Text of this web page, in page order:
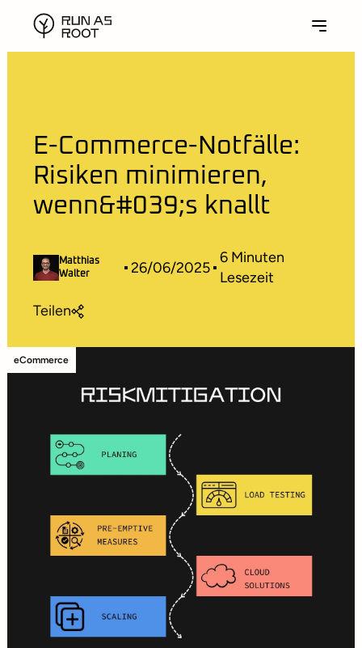
E-Commerce-Notfälle:
Risiken minimieren,
wenn&#039;s knallt
Matthias
Walter
26/06/2025
6 Minuten
Lesezeit
Teilen
eCommerce